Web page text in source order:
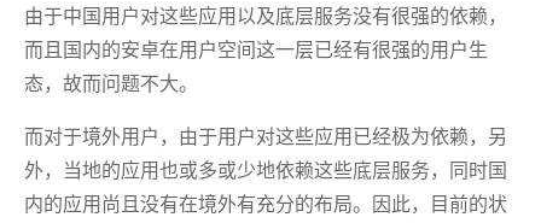
由于中国用户对这些应用以及底层服务没有很强的依赖，
而且国内的安卓在用户空间这一层已经有很强的用户生
态，故而问题不大。
而对于境外用户，由于用户对这些应用已经极为依赖，另
外，当地的应用也或多或少地依赖这些底层服务，同时国
内的应用尚且没有在境外有充分的布局。因此，目前的状